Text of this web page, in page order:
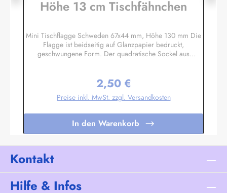
Höhe 13 cm Tischfähnchen
Mini Tischflagge Schweden 67x44 mm, Höhe 130 mm Die
Flagge ist beidseitig auf Glanzpapier bedruckt,
geschwungene Form. Der quadratische Sockel aus
wird. Auf den 4 schrägen Flächen können Sie bei Bedarf
kleine Schildchen anbringen. Somit eignet sich diese
Tischflagge auch hervorragend als Werbegeschenk oder
lieferbar. Unser Standardprogramm umfasst alle Nationen,
deutsche und österreichische Bundesländer, Regionen und
Sondermotive wie Regenbogen, Pirat
etc.Sonderanfertigungen nach Ihren Vorgaben sind bereits
in Kleinstauflagen ab 20 Stück pro Motiv möglich,
Regulärer Preis:
2,50 €
Preise inkl. MwSt. zzgl. Versandkosten
In den Warenkorb
Kontakt
Hilfe & Infos